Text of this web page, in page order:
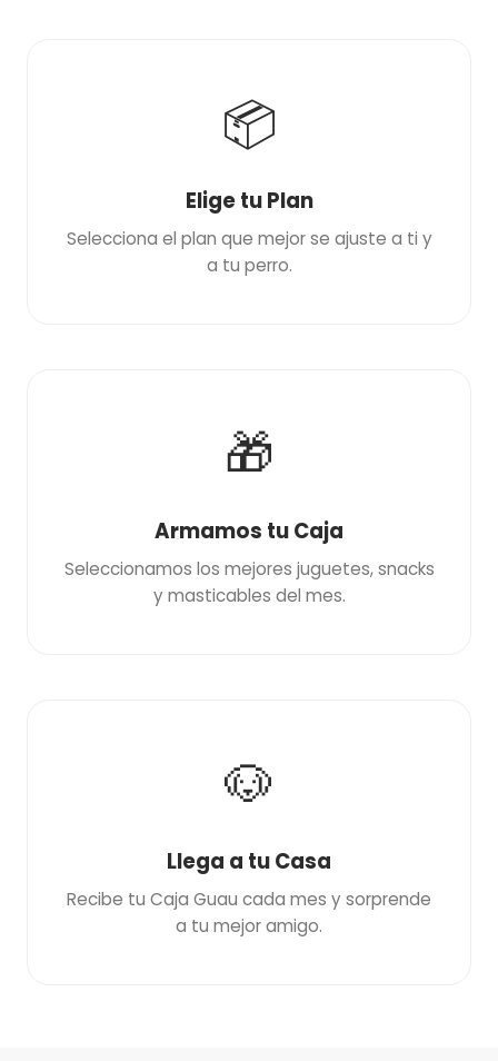
📦
Elige tu Plan
Selecciona el plan que mejor se ajuste a ti y
a tu perro.
🎁
Armamos tu Caja
Seleccionamos los mejores juguetes, snacks
y masticables del mes.
🐶
Llega a tu Casa
Recibe tu Caja Guau cada mes y sorprende
a tu mejor amigo.